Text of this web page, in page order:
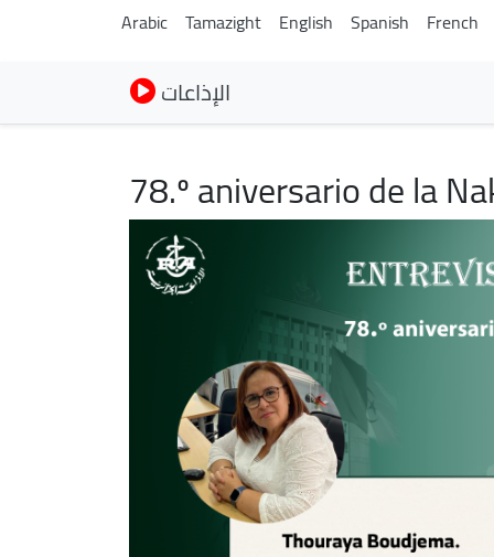
Arabic Tamazight English Spanish French
الإذاعات
78.º aniversario de la
Imagen